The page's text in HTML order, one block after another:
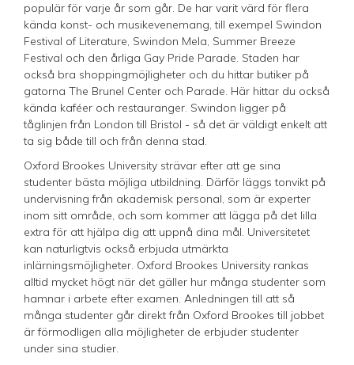
populär för varje år som går. De har varit värd för flera
kända konst- och musikevenemang, till exempel Swindon
Festival of Literature, Swindon Mela, Summer Breeze
Festival och den årliga Gay Pride Parade. Staden har
också bra shoppingmöjligheter och du hittar butiker på
gatorna The Brunel Center och Parade. Här hittar du också
kända kaféer och restauranger. Swindon ligger på
tåglinjen från London till Bristol - så det är väldigt enkelt att
ta sig både till och från denna stad.
Oxford Brookes University strävar efter att ge sina
studenter bästa möjliga utbildning. Därför läggs tonvikt på
undervisning från akademisk personal, som är experter
inom sitt område, och som kommer att lägga på det lilla
extra för att hjälpa dig att uppnå dina mål. Universitetet
kan naturligtvis också erbjuda utmärkta
inlärningsmöjligheter. Oxford Brookes University rankas
alltid mycket högt när det gäller hur många studenter som
hamnar i arbete efter examen. Anledningen till att så
många studenter går direkt från Oxford Brookes till jobbet
är förmodligen alla möjligheter de erbjuder studenter
under sina studier.